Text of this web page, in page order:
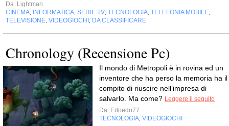
Da Lightman
CINEMA
INFORMATICA SERIE TV TECNOLOGIA TELEFONIA MOBILE
TELEVISIONE VIDEOGIOCHI DA CLASSIFICARE
Chronology (Recensione Pc)
Il mondo di Metropoli è in rovina ed un
inventore che ha perso la memoria ha il
compito di riuscire nell’impresa di
salvarlo. Ma come? Leggere il seguito
Da Edoedo77
TECNOLOGIA VIDEOGIOCHI